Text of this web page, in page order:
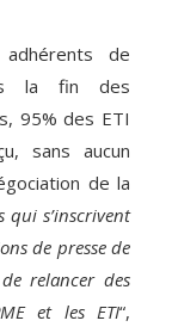
de
la fin des
95% des ETI
sans aucun
de la
qui s’inscrivent
de presse de
relancer des
et les ETI“,